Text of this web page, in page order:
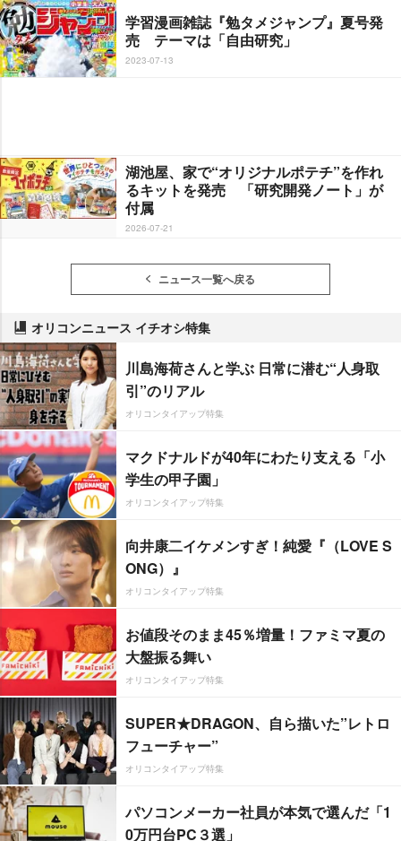
学習漫画雑誌『勉タメジャンプ』夏号発
売 テーマは「自由研究」
2023-07-13
湖池屋、家で“オリジナルポテチ”を作れ
るキットを発売 「研究開発ノート」が
付属
2026-07-21
ニュース一覧へ戻る
オリコンニュース イチオシ特集
川島海荷さんと学ぶ 日常に潜む“人身取
引”のリアル
オリコンタイアップ特集
マクドナルドが40年にわたり支える「小
学生の甲子園」
オリコンタイアップ特集
向井康二イケメンすぎ！純愛『（LOVE S
ONG）』
オリコンタイアップ特集
お値段そのまま45％増量！ファミマ夏の
大盤振る舞い
オリコンタイアップ特集
SUPER★DRAGON、自ら描いた”レトロ
フューチャー”
オリコンタイアップ特集
パソコンメーカー社員が本気で選んだ「1
0万円台PC３選」